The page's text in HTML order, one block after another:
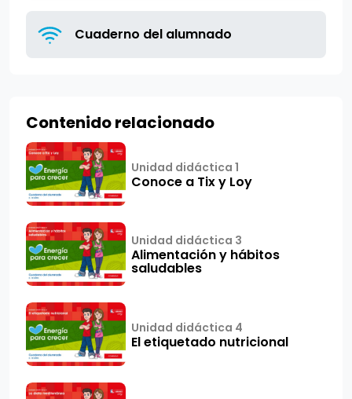
Cuaderno del alumnado
Contenido relacionado
Unidad didáctica 1
Conoce a Tix y Loy
Unidad didáctica 3
Alimentación y hábitos
saludables
Unidad didáctica 4
El etiquetado nutricional